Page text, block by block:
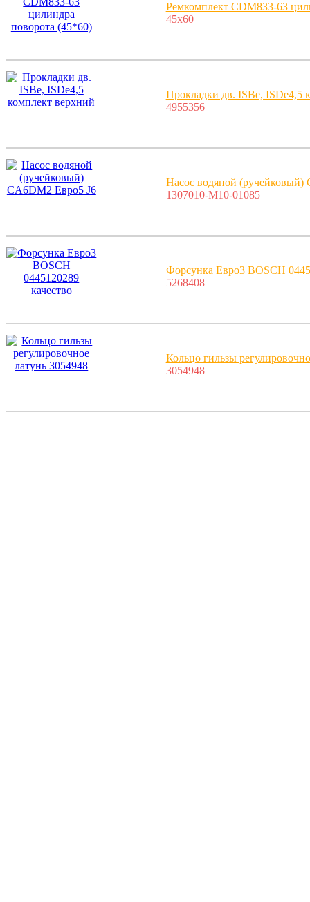
Ремкомплект CDM833-63
45x60
Прокладки дв. ISBe, ISDe4,5
4955356
Насос водяной (ручейковый)
1307010-M10-01085
Форсунка Евро3 BOSCH
5268408
Кольцо гильзы
3054948